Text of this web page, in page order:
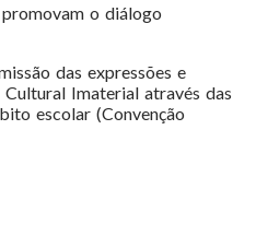
o diálogo
das expressões e
Imaterial através das
escolar (Convenção